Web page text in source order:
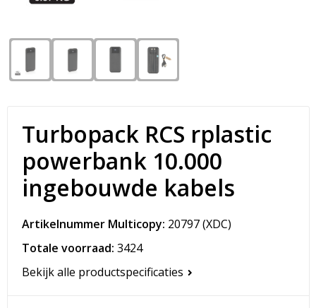
Snoepgoed
Spellen voor binnen en buiten
Sport
Vrije tijd en Strand
Matrozentassen
Opvouwbare tassen
Papieren tassen
Reistassen
Rugzakken
Schoudertassen
Sporttassen
Turbopack RCS rplastic
powerbank 10.000
ingebouwde kabels
Artikelnummer Multicopy: 20797(XDC)
Totale voorraad: 3424
Bekijk alle productspecificaties